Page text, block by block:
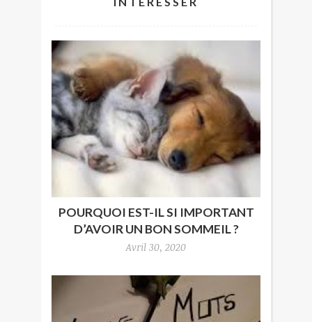
POURQUOI EST-IL SI IMPORTANT
D’AVOIR UN BON SOMMEIL ?
Avril 30, 2020